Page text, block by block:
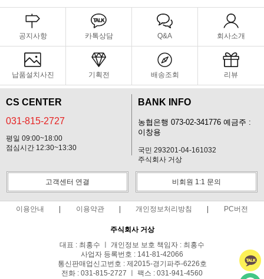
공지사항 카톡상담 Q&A 회사소개
납품설치사진 기획전 배송조회 리뷰
CS CENTER
031-815-2727
평일 09:00~18:00
점심시간 12:30~13:30
BANK INFO
농협은행 073-02-341776 예금주 :
이창용
국민 293201-04-161032
주식회사 거상
고객센터 연결 비회원 1:1 문의
이용안내 이용약관 개인정보처리방침 PC버전
주식회사 거상
대표 : 최홍수 ㅣ 개인정보 보호 책임자 : 최홍수
사업자 등록번호 : 141-81-42066
통신판매업신고번호 : 제2015-경기파주-6226호
전화 : 031-815-2727 ㅣ 팩스 : 031-941-4560